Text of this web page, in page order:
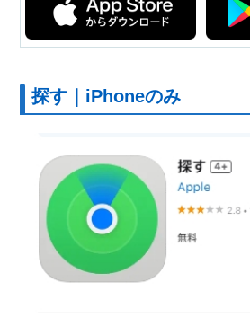
探す｜iPhoneのみ